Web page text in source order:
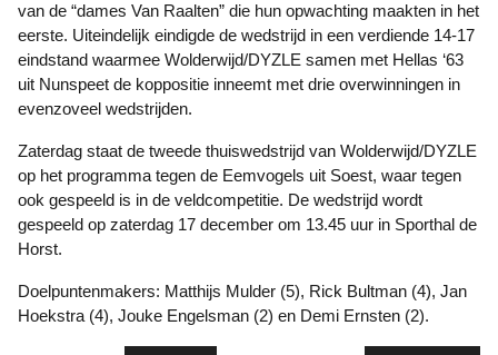
van de “dames Van Raalten” die hun opwachting maakten in het
eerste. Uiteindelijk eindigde de wedstrijd in een verdiende 14-17
eindstand waarmee Wolderwijd/DYZLE samen met Hellas ‘63
uit Nunspeet de koppositie inneemt met drie overwinningen in
evenzoveel wedstrijden.
Zaterdag staat de tweede thuiswedstrijd van Wolderwijd/DYZLE
op het programma tegen de Eemvogels uit Soest, waar tegen
ook gespeeld is in de veldcompetitie. De wedstrijd wordt
gespeeld op zaterdag 17 december om 13.45 uur in Sporthal de
Horst.
Doelpuntenmakers: Matthijs Mulder (5), Rick Bultman (4), Jan
Hoekstra (4), Jouke Engelsman (2) en Demi Ernsten (2).